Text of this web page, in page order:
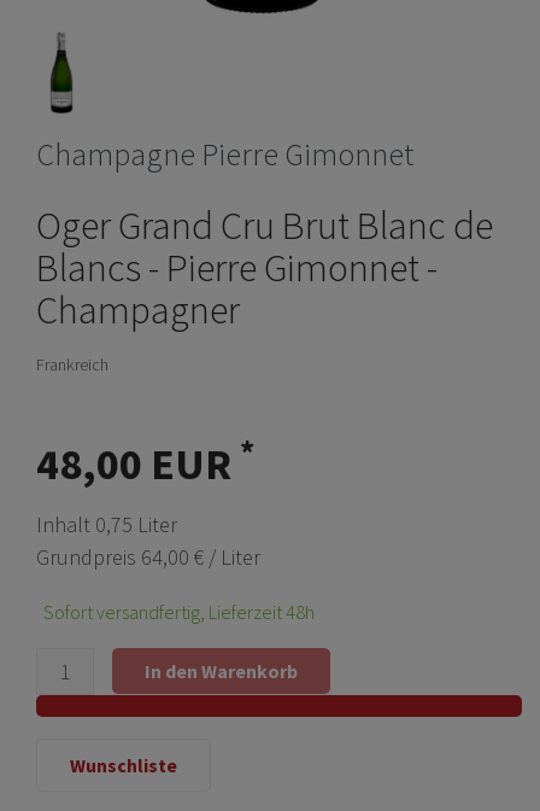
Champagne Pierre Gimonnet
Oger Grand Cru Brut Blanc de
Blancs - Pierre Gimonnet -
Champagner
Frankreich
48,00 EUR *
Inhalt 0,75 Liter
Grundpreis 64,00 € / Liter
Sofort versandfertig, Lieferzeit 48h
In den Warenkorb
Wunschliste